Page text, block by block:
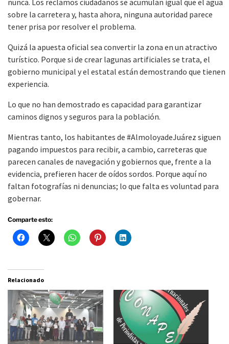
nunca. Los reclamos ciudadanos se acumulan igual que el agua
sobre la carretera y, hasta ahora, ninguna autoridad parece
tener prisa por resolver el problema.
Quizá la apuesta oficial sea convertir la zona en un atractivo
turístico. Porque si de crear lagunas artificiales se trata, el
gobierno municipal y el estatal están demostrando que tienen
experiencia.
Lo que no han demostrado es capacidad para garantizar
caminos dignos y seguros para la población.
Mientras tanto, los habitantes de #AlmoloyadeJuárez siguen
pagando impuestos para recibir, a cambio, carreteras que
parecen canales de navegación y gobiernos que, frente a la
evidencia, prefieren hacer de oídos sordos. Porque aquí no
faltan fotografías ni denuncias; lo que falta es voluntad para
gobernar.
Comparte esto:
Relacionado